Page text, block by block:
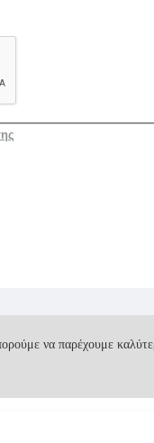
να παρέχουμε